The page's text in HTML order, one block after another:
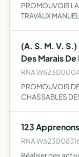
PROMOUVOIR
TRAVAUX
ET CREER DES
(A. S. M. V.
Des Marais
RNA
PROMOUVOIR
CHASSABLES
REUNIR
…
123 Apprenons
RNA
Réaliser des